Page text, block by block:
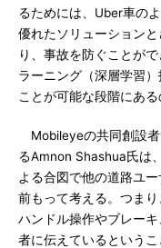
るためには、Uber車の
優れたソリューション
り、事故を防ぐことが
ラーニング（深層学習
ことが可能な段階にある
Mobileyeの共同創設者
るAmnon Shashua氏は
よる合図で他の道路ユ
前もって考える。つま
ハンドル操作やブレー
者に伝えているという